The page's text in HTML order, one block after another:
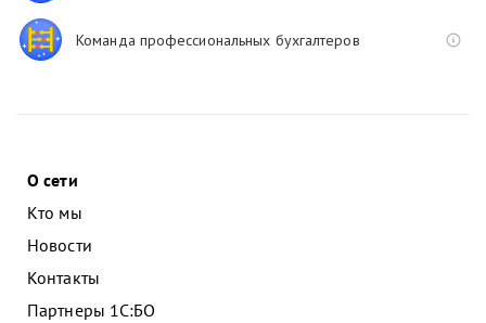
Команда профессиональных бухгалтеров
О сети
Кто мы
Новости
Контакты
Партнеры 1С:БО